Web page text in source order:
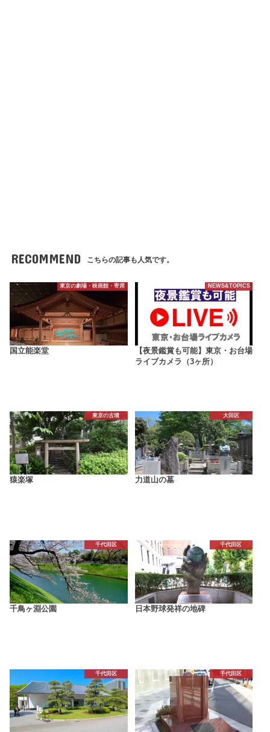
RECOMMEND こちらの記事も人気です。
東京の劇場・映画館・寄席
国立能楽堂
NEWS&TOPICS
【夜景鑑賞も可能】東京・お台場
ライブカメラ（3ヶ所）
東京の古墳
猿楽塚
大田区
力道山の墓
千代田区
千鳥ヶ淵公園
千代田区
日本野球発祥の地碑
千代田区 千代田区